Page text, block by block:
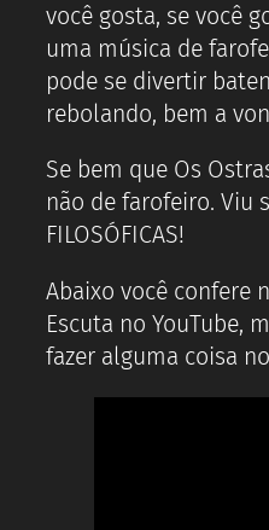
você gosta, se você
uma música de
pode se divertir
rebolando, bem a
Se bem que Os
não de farofeiro. Viu
FILOSÓFICAS!
Abaixo você confere
Escuta no YouTube,
fazer alguma coisa